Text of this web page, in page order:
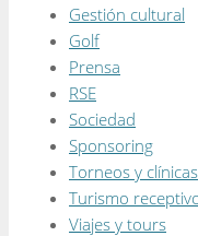
Gestión cultural
Golf
Prensa
RSE
Sociedad
Sponsoring
Torneos y clínicas
Turismo
Viajes y tours